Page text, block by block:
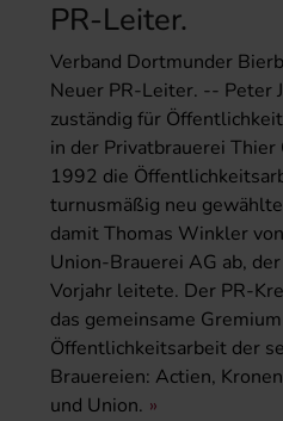
PR-Leiter.
Verband Dortmunder
Neuer PR-Leiter. -- Peter
zuständig für
in der Privatbrauerei
1992 die
turnusmäßig neu
damit Thomas Winkler
Union-Brauerei AG ab,
Vorjahr leitete. Der PR-
das gemeinsame
Öffentlichkeitsarbeit der
Brauereien: Actien,
und Union.